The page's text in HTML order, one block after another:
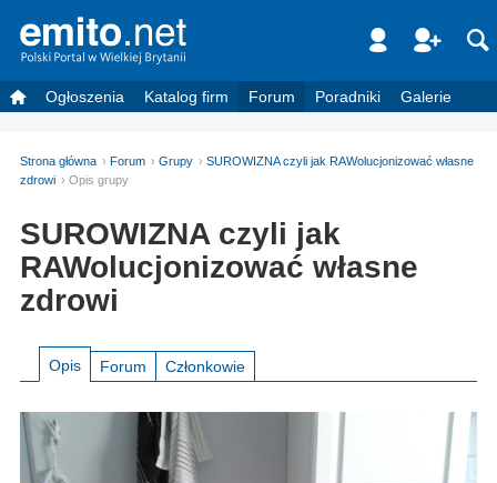
Ogłoszenia Katalog firm Forum Poradniki Galerie
Strona główna Forum Grupy
SUROWIZNA czyli jak RAWolucjonizować własne
zdrowi
Opis grupy
SUROWIZNA czyli jak
RAWolucjonizować własne
zdrowi
Opis Forum Członkowie